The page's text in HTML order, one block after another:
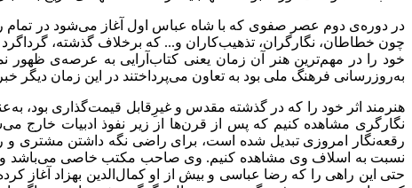
در دوره‌ی دوم عصر صفوی که با شاه عباس اول آغاز می‌شود در
چون خطاطان، نگارگران، تذهیب‌کاران و... که برخلاف گذشته،
خود را در مهم‌ترین هنر آن زمان یعنی کتاب‌آرایی به عرصه‌ی
به‌روزرسانی فرهنگ ملی بود به تعاون می‌پرداختند در این زمان دیگر
هنرمند اثر خود را که در گذشته مقدس و غیرِقابل قیمت‌گذاری بود،
نگارگری مشاهده کنیم که پس از قرن‌ها از زیر نفوذ ادبیات خارج
رقعه‌نگار امروزی تبدیل شده است، برای راضی نگه داشتن مشتری و
نسبت به اسلاف وی مشاهده کنیم. وی صاحب مکتب خاصی می‌باشد و
حتی این راهی را که رضا عباسی و بیش از او کمال‌الدین بهزاد آغاز